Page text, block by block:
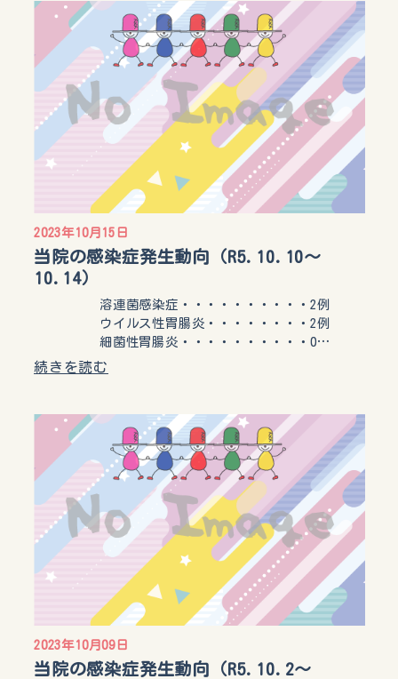
2023年10月15日
当院の感染症発生動向（R5.10.10〜
10.14）
溶連菌感染症・・・・・・・・・・2例
ウイルス性胃腸炎・・・・・・・・2例
細菌性胃腸炎・・・・・・・・・・0…
続きを読む
2023年10月09日
当院の感染症発生動向（R5.10.2〜